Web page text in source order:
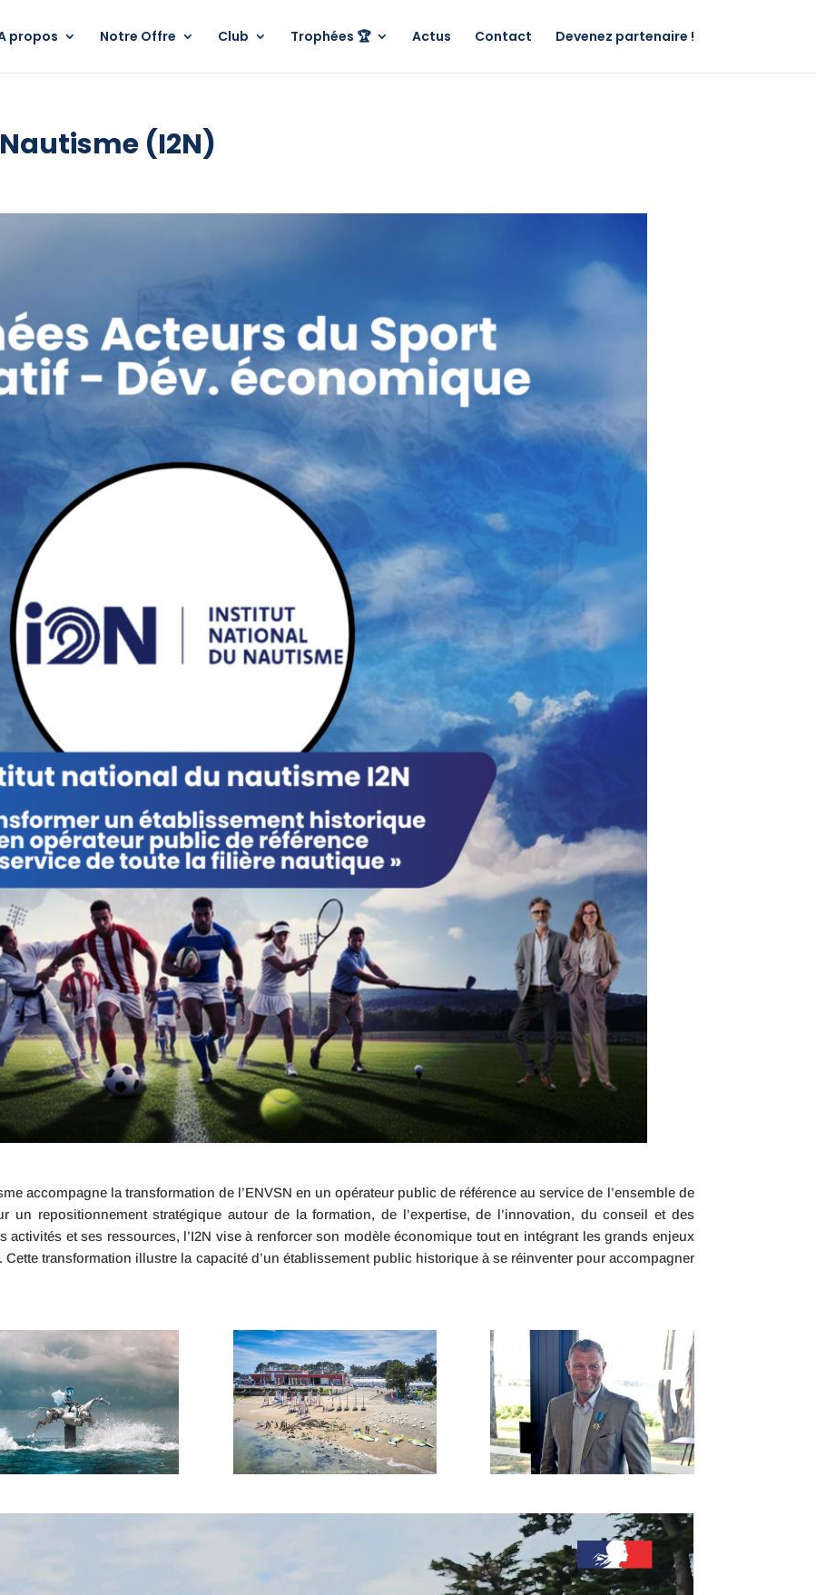
propos Notre Offre Club Trophées 🏆 Actus Contact Devenez partenaire !
(I2N)
accompagne la transformation de l’ENVSN en un opérateur public de référence au service de l’ensemble de
un repositionnement stratégique autour de la formation, de l’expertise, de l’innovation, du conseil et des
et ses ressources, l’I2N vise à renforcer son modèle économique tout en intégrant les grands enjeux
transformation illustre la capacité d’un établissement public historique à se réinventer pour accompagner